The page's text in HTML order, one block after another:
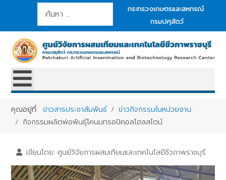
การค้นหา
กระทรวงเกษตรและสหกรณ์
กรมปศุสัตว์
คุณอยู่ที่:ข่าวสารประชาสัมพันธ์
ข่าวกิจกรรมในหน่วยงาน
กิจกรรมผลิตพ่อพันธุ์โคนมทรอปิคอลโฮลสไตน์
เขียนโดย: ศูนย์วิจัยการผสมเทียมและเทคโนโลยีชีวภาพราชบุรี